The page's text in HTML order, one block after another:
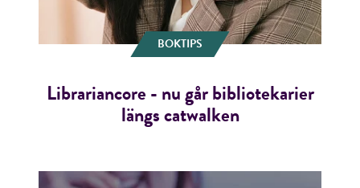
BOKTIPS
Librariancore - nu går bibliotekarier
längs catwalken